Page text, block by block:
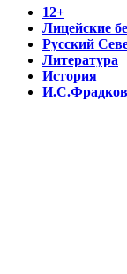
12+
Лицейские
Русский
Литература
История
И.С.Фрадков